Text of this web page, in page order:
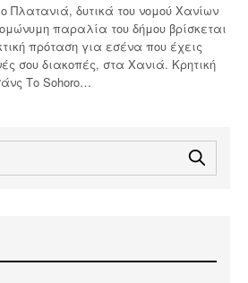
Πλατανιά, δυτικά του νομού Χανίων
παραλία του δήμου βρίσκεται
πρόταση για εσένα που έχεις
σου διακοπές, στα Χανιά. Κρητική
Το Sohoro…